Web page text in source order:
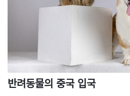
반려동물의 중국 입국